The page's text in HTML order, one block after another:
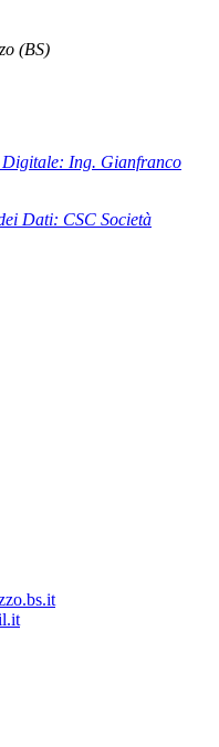
(BS)
Digitale: Ing. Gianfranco
Dati: CSC Società